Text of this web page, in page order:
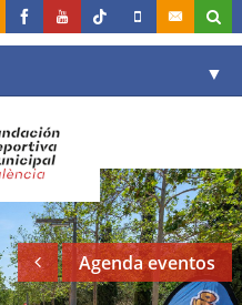
▼
▼
▼
Agenda eventos